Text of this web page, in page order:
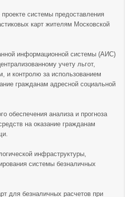
системы предоставления
карт жителям Московской
информационной системы (АИС)
учету льгот,
и контролю за использованием
гражданам адресной социальной
обеспечения анализа и прогноза
на оказание гражданам
инфраструктуры,
системы безналичных
для безналичных расчетов при